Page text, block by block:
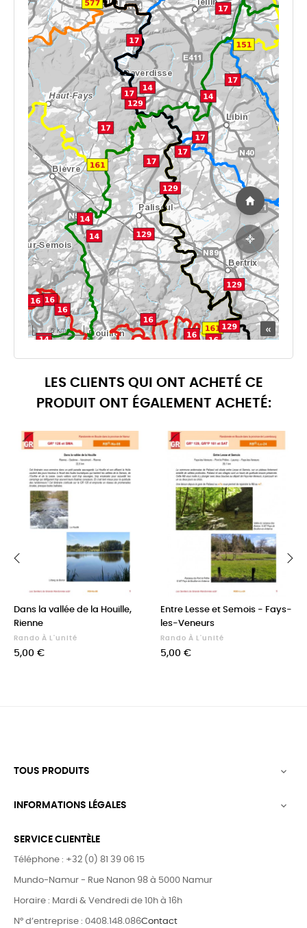
LES CLIENTS QUI ONT ACHETÉ CE
PRODUIT ONT ÉGALEMENT ACHETÉ:
Dans la vallée de la Houille,
Rienne
Rando À L'unité
Prix
5,00 €
Entre Lesse et Semois - Fays-
les-Veneurs
Rando À L'unité
Prix
5,00 €
TOUS PRODUITS 
INFORMATIONS LÉGALES 
SERVICE CLIENTÈLE
Téléphone : +32 (0) 81 39 06 15
Mundo-Namur - Rue Nanon 98 à 5000 Namur
Horaire : Mardi & Vendredi de 10h à 16h
N° d’entreprise : 0408.148.086Contact